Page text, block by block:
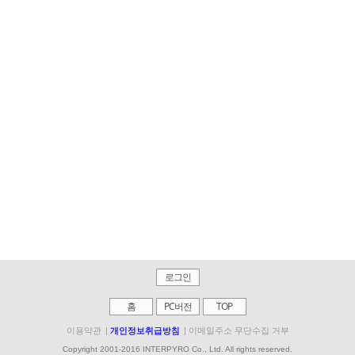
로그인
홈 PC버전 TOP
이용약관 | 개인정보취급방침 | 이메일주소 무단수집 거부
Copyright 2001-2016 INTERPYRO Co., Ltd. All rights reserved.